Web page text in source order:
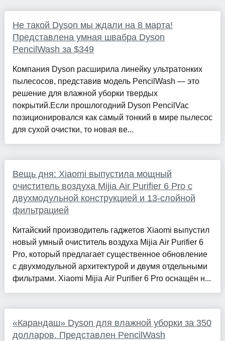
Не такой Dyson мы ждали на 8 марта!
Представлена умная швабра Dyson
PencilWash за $349
Компания Dyson расширила линейку ультратонких
пылесосов, представив модель PencilWash — это
решение для влажной уборки твердых
покрытий.Если прошлогодний Dyson PencilVac
позиционировался как самый тонкий в мире пылесос
для сухой очистки, то новая ве...
Вещь дня: Xiaomi выпустила мощный
очиститель воздуха Mijia Air Purifier 6 Pro с
двухмодульной конструкцией и 13-слойной
фильтрацией
Китайский производитель гаджетов Xiaomi выпустил
новый умный очиститель воздуха Mijia Air Purifier 6
Pro, который предлагает существенное обновление
с двухмодульной архитектурой и двумя отдельными
фильтрами. Xiaomi Mijia Air Purifier 6 Pro оснащён н...
«Карандаш» Dyson для влажной уборки за 350
долларов. Представлен PencilWash